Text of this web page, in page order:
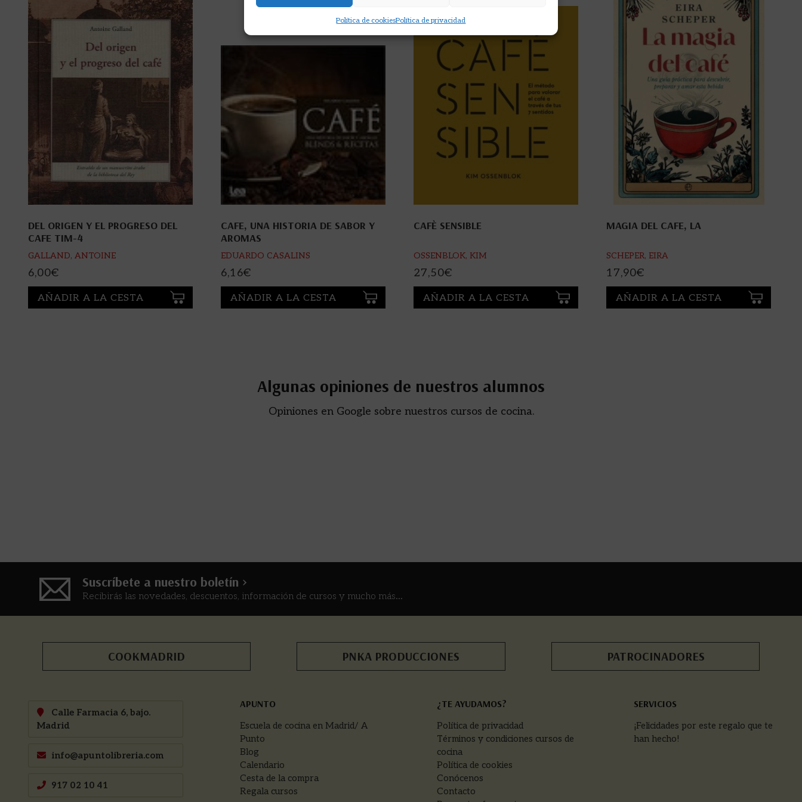
Política de cookiesPolítica de privacidad
DEL ORIGEN Y EL PROGRESO DEL
CAFE TIM-4
GALLAND, ANTOINE
6,00€
AÑADIR A LA CESTA
CAFE, UNA HISTORIA DE SABOR Y
AROMAS
EDUARDO CASALINS
6,16€
AÑADIR A LA CESTA
CAFÈ SENSIBLE
OSSENBLOK, KIM
27,50€
AÑADIR A LA CESTA
MAGIA DEL CAFE, LA
SCHEPER, EIRA
17,90€
AÑADIR A LA CESTA
Algunas opiniones de nuestros alumnos
Opiniones en Google sobre nuestros cursos de cocina.
Suscríbete a nuestro boletín >
Recibirás las novedades, descuentos, información de cursos y mucho más...
COOKMADRID PNKA PRODUCCIONES PATROCINADORES
Calle Farmacia 6, bajo.
Madrid
info@apuntolibreria.com
917 02 10 41
APUNTO
Escuela de cocina en Madrid/ A
Punto
Blog
Calendario
Cesta de la compra
Regala cursos
¿TE AYUDAMOS?
Política de privacidad
Términos y condiciones cursos de
cocina
Política de cookies
Conócenos
Contacto
SERVICIOS
¡Felicidades por este regalo que te
han hecho!